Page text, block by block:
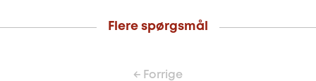
Flere spørgsmål
← Forrige